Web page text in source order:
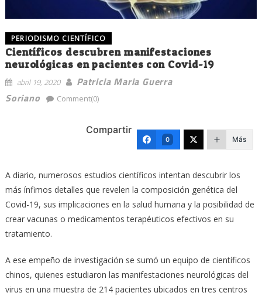
PERIODISMO CIENTÍFICO
Científicos descubren manifestaciones
neurológicas en pacientes con Covid-19
abril 19, 2020
Patricia Maria Guerra
Soriano
Comment(0)
Compartir
0 Más
A diario, numerosos estudios científicos intentan descubrir los
más ínfimos detalles que revelen la composición genética del
Covid-19, sus implicaciones en la salud humana y la posibilidad de
crear vacunas o medicamentos terapéuticos efectivos en su
tratamiento.
A ese empeño de investigación se sumó un equipo de científicos
chinos, quienes estudiaron las manifestaciones neurológicas del
virus en una muestra de 214 pacientes ubicados en tres centros